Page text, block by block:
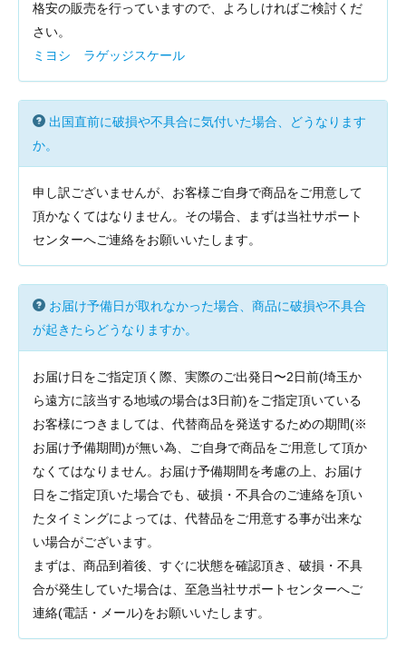
格安の販売を行っていますので、よろしければご検討くだ
さい。
ミヨシ ラゲッジスケール
出国直前に破損や不具合に気付いた場合、どうなります
か。
申し訳ございませんが、お客様ご自身で商品をご用意して
頂かなくてはなりません。その場合、まずは当社サポート
センターへご連絡をお願いいたします。
お届け予備日が取れなかった場合、商品に破損や不具合
が起きたらどうなりますか。
お届け日をご指定頂く際、実際のご出発日〜2日前(埼玉か
ら遠方に該当する地域の場合は3日前)をご指定頂いている
お客様につきましては、代替商品を発送するための期間(※
お届け予備期間)が無い為、ご自身で商品をご用意して頂か
なくてはなりません。お届け予備期間を考慮の上、お届け
日をご指定頂いた場合でも、破損・不具合のご連絡を頂い
たタイミングによっては、代替品をご用意する事が出来な
い場合がございます。
まずは、商品到着後、すぐに状態を確認頂き、破損・不具
合が発生していた場合は、至急当社サポートセンターへご
連絡(電話・メール)をお願いいたします。